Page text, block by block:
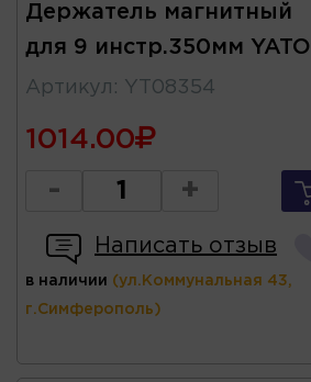
Держатель магнитный
для 9 инстр.350мм YATO
Артикул : YT08354
1014.00
- +
Написать отзыв
в наличии (ул.Коммунальная 43,
г.Симферополь)